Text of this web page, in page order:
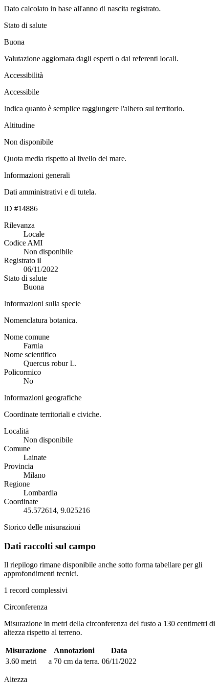
Dato calcolato in base all'anno di nascita registrato.
Stato di salute
Buona
Valutazione aggiornata dagli esperti o dai referenti locali.
Accessibilità
Accessibile
Indica quanto è semplice raggiungere l'albero sul territorio.
Altitudine
Non disponibile
Quota media rispetto al livello del mare.
Informazioni generali
Dati amministrativi e di tutela.
ID #14886
Rilevanza
Locale
Codice AMI
Non disponibile
Registrato il
06/11/2022
Stato di salute
Buona
Informazioni sulla specie
Nomenclatura botanica.
Nome comune
Farnia
Nome scientifico
Quercus robur L.
Policormico
No
Informazioni geografiche
Coordinate territoriali e civiche.
Località
Non disponibile
Comune
Lainate
Provincia
Milano
Regione
Lombardia
Coordinate
45.572614, 9.025216
Storico delle misurazioni
Dati raccolti sul campo
Il riepilogo rimane disponibile anche sotto forma tabellare per gli
approfondimenti tecnici.
1 record complessivi
Circonferenza
Misurazione in metri della circonferenza del fusto a 130 centimetri di
altezza rispetto al terreno.
Misurazione Annotazioni
Data
3.60 metri
a 70 cm da terra. 06/11/2022
Altezza